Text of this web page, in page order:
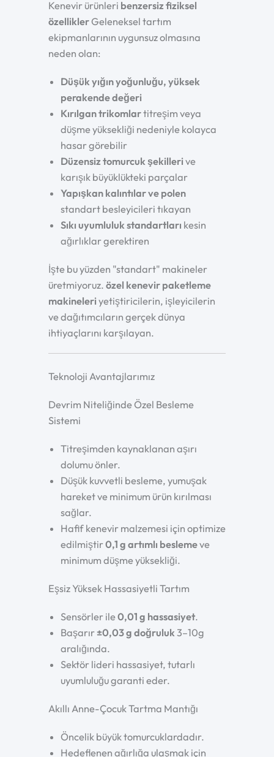
Kenevir ürünleri benzersiz fiziksel
özelliklerGeleneksel tartım
ekipmanlarının uygunsuz olmasına
neden olan:
Düşük yığın yoğunluğu, yüksek
perakende değeri
Kırılgan trikomlartitreşim veya
düşme yüksekliği nedeniyle kolayca
hasar görebilir
Düzensiz tomurcuk şekillerive
karışık büyüklükteki parçalar
Yapışkan kalıntılar ve polen
standart besleyicileri tıkayan
Sıkı uyumluluk standartları kesin
ağırlıklar gerektiren
İşte bu yüzden "standart" makineler
üretmiyoruz. özel kenevir paketleme
makineleriyetiştiricilerin, işleyicilerin
ve dağıtımcıların gerçek dünya
ihtiyaçlarını karşılayan.
Teknoloji Avantajlarımız
Devrim Niteliğinde Özel Besleme
Sistemi
Titreşimden kaynaklanan aşırı
dolumu önler.
Düşük kuvvetli besleme, yumuşak
hareket ve minimum ürün kırılması
sağlar.
Hafif kenevir malzemesi için optimize
edilmiştir0,1 g artımlı beslemeve
minimum düşme yüksekliği.
Eşsiz Yüksek Hassasiyetli Tartım
Sensörler ile0,01 g hassasiyet.
Başarır ±0,03 g doğruluk3–10g
aralığında.
Sektör lideri hassasiyet, tutarlı
uyumluluğu garanti eder.
Akıllı Anne-Çocuk Tartma Mantığı
Öncelik büyük tomurcuklardadır.
Hedeflenen ağırlığa ulaşmak için